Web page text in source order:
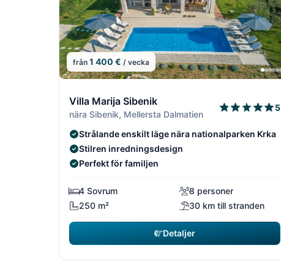
från 1 400 € / vecka
Villa Marija Sibenik
nära Sibenik, Mellersta Dalmatien
5
Strålande enskilt läge nära nationalparken Krka
Stilren inredningsdesign
Perfekt för familjen
4 Sovrum
8 personer
250 m²
30 km till stranden
Detaljer